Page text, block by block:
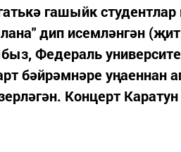
гашыйк
дип исемләнгән
Федераль
бәйрәмнәре уңаеннан
Концерт